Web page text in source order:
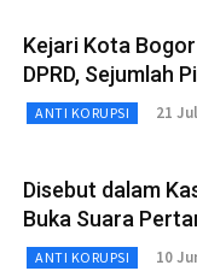
Kejari Kota
DPRD, Sejumlah
ANTI KORUPSI 21
Disebut dalam
Buka Suara
ANTI KORUPSI 10